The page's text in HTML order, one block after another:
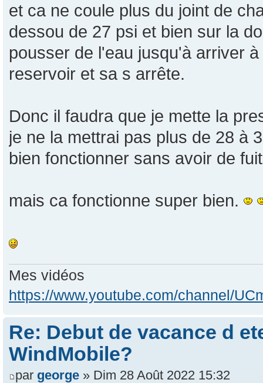
et ca ne coule plus du joint de
dessou de 27 psi et bien sur la
pousser de l'eau jusqu'à arriver
reservoir et sa s arrête.
Donc il faudra que je mette la
je ne la mettrai pas plus de 28 à
bien fonctionner sans avoir de
mais ca fonctionne super bien.
Mes vidéos
https://www.youtube.com/channel/
Re: Debut de vacance d
WindMobile?
par george » Dim 28 Août 2022 15:32